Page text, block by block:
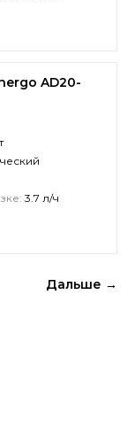
AD20-
3.7 л/ч
Дальше →